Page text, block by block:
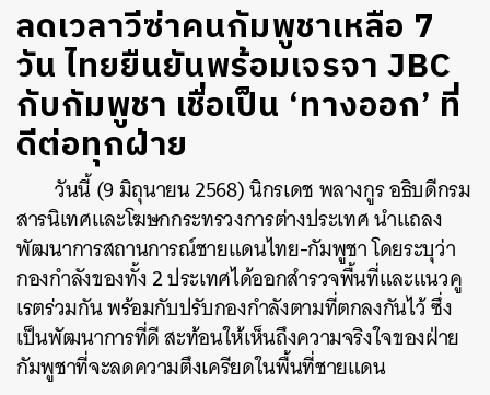
ลดเวลาวีซ่าคนกัมพูชาเหลือ 7
วัน ไทยยืนยันพร้อมเจรจา JBC
กับกัมพูชา เชื่อเป็น ‘ทางออก’ ที่
ดีต่อทุกฝ่าย
วันนี้ (9 มิถุนายน 2568) นิกรเดช พลางกูร อธิบดีกรม
สารนิเทศและโฆษกกระทรวงการต่างประเทศ นำแถลง
พัฒนาการสถานการณ์ชายแดนไทย-กัมพูชา โดยระบุว่า
กองกำลังของทั้ง 2 ประเทศได้ออกสำรวจพื้นที่และแนวคู
เรตร่วมกัน พร้อมกับปรับกองกำลังตามที่ตกลงกันไว้ ซึ่ง
เป็นพัฒนาการที่ดี สะท้อนให้เห็นถึงความจริงใจของฝ่าย
กัมพูชาที่จะลดความตึงเครียดในพื้นที่ชายแดน